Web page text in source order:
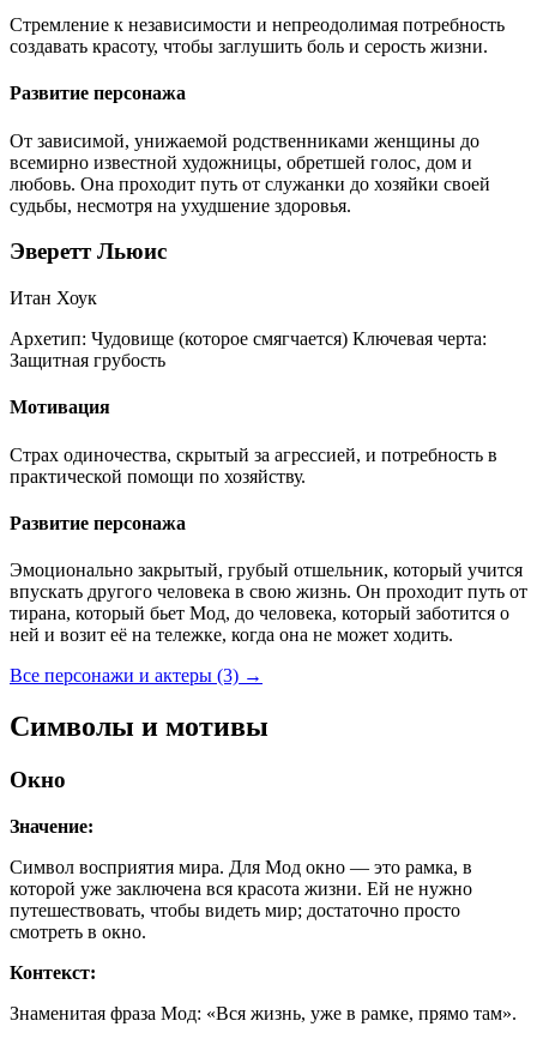
Стремление к независимости и непреодолимая потребность
создавать красоту, чтобы заглушить боль и серость жизни.
Развитие персонажа
От зависимой, унижаемой родственниками женщины до
всемирно известной художницы, обретшей голос, дом и
любовь. Она проходит путь от служанки до хозяйки своей
судьбы, несмотря на ухудшение здоровья.
Эверетт Льюис
Итан Хоук
Архетип: Чудовище (которое смягчается) Ключевая черта:
Защитная грубость
Мотивация
Страх одиночества, скрытый за агрессией, и потребность в
практической помощи по хозяйству.
Развитие персонажа
Эмоционально закрытый, грубый отшельник, который учится
впускать другого человека в свою жизнь. Он проходит путь от
тирана, который бьет Мод, до человека, который заботится о
ней и возит её на тележке, когда она не может ходить.
Все персонажи и актеры (3) →
Символы и мотивы
Окно
Значение:
Символ восприятия мира. Для Мод окно — это рамка, в
которой уже заключена вся красота жизни. Ей не нужно
путешествовать, чтобы видеть мир; достаточно просто
смотреть в окно.
Контекст:
Знаменитая фраза Мод: «Вся жизнь, уже в рамке, прямо там».